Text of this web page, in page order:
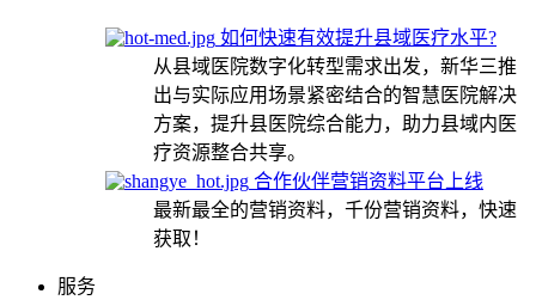
如何快速有效提升县域医疗水平?
从县域医院数字化转型需求出发，新华三推
出与实际应用场景紧密结合的智慧医院解决
方案，提升县医院综合能力，助力县域内医
疗资源整合共享。
合作伙伴营销资料平台上线
最新最全的营销资料，千份营销资料，快速
获取！
服务